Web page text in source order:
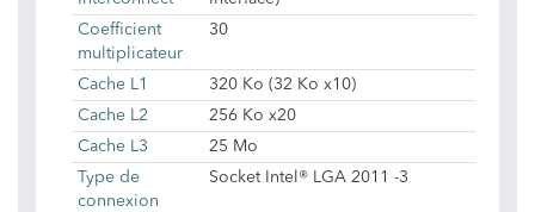
Coefficient
multiplicateur
30
Cache L1
320 Ko (32 Ko x10)
Cache L2
256 Ko x20
Cache L3
25 Mo
Type de
connexion
Socket Intel® LGA 2011 -3